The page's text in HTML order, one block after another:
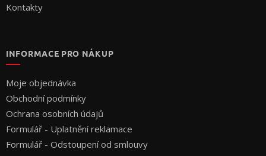
Kontakty
INFORMACE PRO NÁKUP
Moje objednávka
Obchodní podmínky
Ochrana osobních údajů
Formulář - Uplatnění reklamace
Formulář - Odstoupení od smlouvy